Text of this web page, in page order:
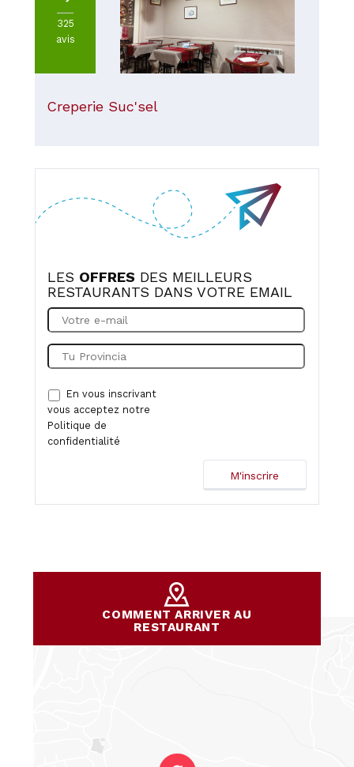
325
avis
Creperie Suc'sel
LES OFFRES DES MEILLEURS
RESTAURANTS DANS VOTRE EMAIL
En vous inscrivant
vous acceptez notre
Politique de
confidentialité
COMMENT ARRIVER AU
RESTAURANT